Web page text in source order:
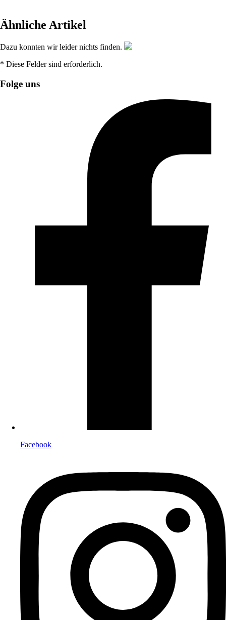
Ähnliche Artikel
Dazu konnten wir leider nichts finden.
* Diese Felder sind erforderlich.
Folge uns
Facebook